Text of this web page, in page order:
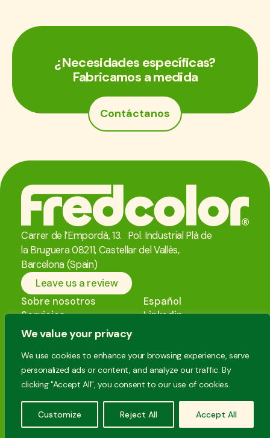
We value your privacy
We use cookies to enhance your browsing experience, serve
personalized ads or content, and analyze our traffic. By
clicking "Accept All", you consent to our use of cookies.
Customize Reject All Accept All
¿Necesidades específicas?
Fabricamos a medida
Contáctanos
Carrer de l’Empordà, 13. Pol. Industrial Plà de
la Bruguera 08211, Castellar del Vallès,
Barcelona (Spain)
Leave us a review
Sobre nosotros
Servicios
Productos
Español
Linkedin
Política de cookies
Diseño webGisela Ch. de Bruijn
Codingwebcooking
© Fredcolor S.L.
Todos los derechos reservados.